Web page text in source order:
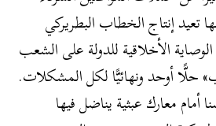
إنتاج الخطاب البطريركي
الأخلاقية للدولة على الشعب
حلًّا أوحد ونهائيًّا لكل المشكلات.
معارك عبثية يناضل فيها